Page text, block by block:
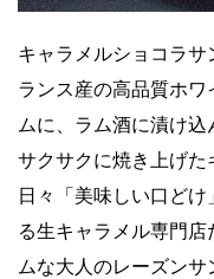
キャラメルショコラ
ランス産の高品質ホ
ムに、ラム酒に漬け込
サクサクに焼き上げた
日々「美味しい口ど
る生キャラメル専門
ムな大人のレーズンサ